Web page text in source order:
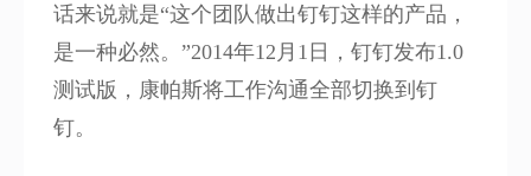
话来说就是“这个团队做出钉钉这样的产品，
是一种必然。 ”2014年12月1日，钉钉发布1.0
测试版 ，康帕斯将工作沟通全部切换到钉
钉。